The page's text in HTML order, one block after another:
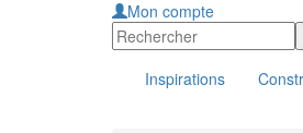
Mon compte
Inspirations